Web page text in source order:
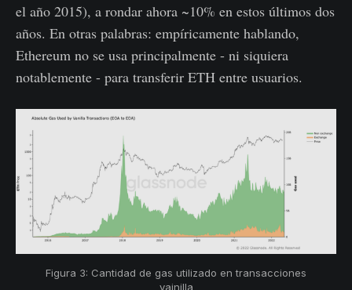
el año 2015), a rondar ahora ~10% en estos últimos dos
años. En otras palabras: empíricamente hablando,
Ethereum no se usa principalmente - ni siquiera
notablemente - para transferir ETH entre usuarios.
Figura 3: Cantidad de gas utilizado en transacciones
vainilla